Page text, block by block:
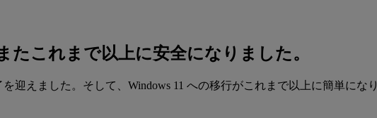
たこれまで以上に安全になりました。
を迎えました。そして、Windows 11 への移行がこれまで以上に簡単にな